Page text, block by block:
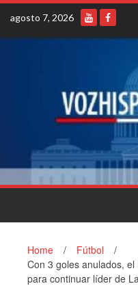
Skip
content
agosto 7, 2026
Home / Fútbol
/
Con 3 goles anulados,
para continuar líder de